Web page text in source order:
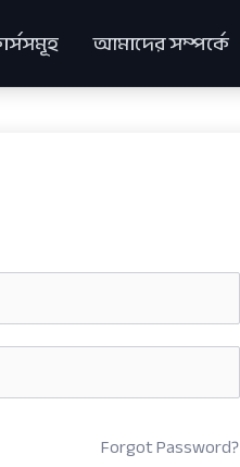
আমাদের সম্পর্কে
Forgot Password?